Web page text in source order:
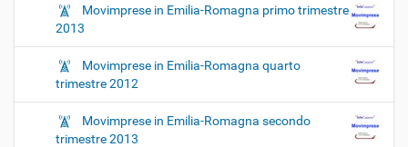
Movimprese in Emilia-Romagna primo trimestre
2013
Movimprese in Emilia-Romagna quarto
trimestre 2012
Movimprese in Emilia-Romagna secondo
trimestre 2013